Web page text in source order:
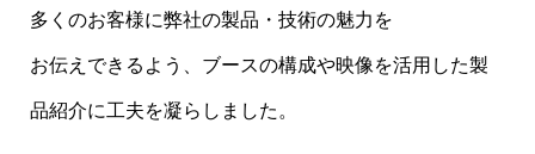
多くのお客様に弊社の製品・技術の魅力を
お伝えできるよう、ブースの構成や映像を活用した製
品紹介に工夫を凝らしました。